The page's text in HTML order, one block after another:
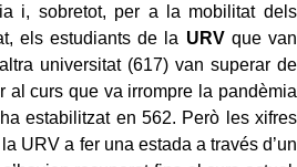
i, sobretot, per a la mobilitat dels
els estudiants de la URVque van
universitat (617) van superar de
al curs que va irrompre la pandèmia
estabilitzat en 562. Però les xifres
URV a fer una estada a través d’un